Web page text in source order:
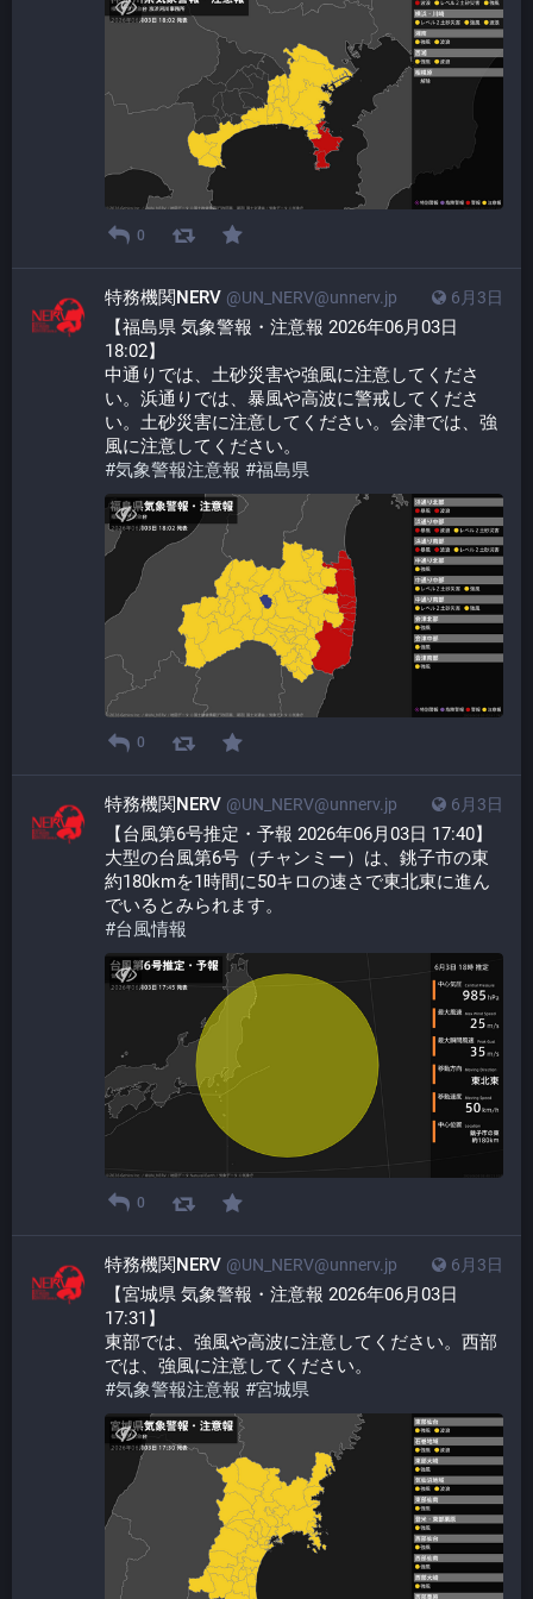
0
6月3日
特務機関NERV @UN_NERV@unnerv.jp
【福島県 気象警報・注意報 2026年06月03日
18:02】
中通りでは、土砂災害や強風に注意してくださ
い。浜通りでは、暴風や高波に警戒してくださ
い。土砂災害に注意してください。会津では、強
風に注意してください。
#気象警報注意報 #福島県
0
6月3日
特務機関NERV @UN_NERV@unnerv.jp
【台風第6号推定・予報 2026年06月03日 17:40】
大型の台風第6号（チャンミー）は、銚子市の東
約180kmを1時間に50キロの速さで東北東に進ん
でいるとみられます。
#台風情報
0
6月3日
特務機関NERV @UN_NERV@unnerv.jp
【宮城県 気象警報・注意報 2026年06月03日
17:31】
東部では、強風や高波に注意してください。西部
では、強風に注意してください。
#気象警報注意報 #宮城県